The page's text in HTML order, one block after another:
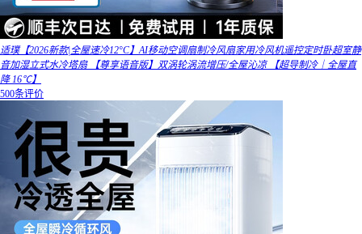
适璞【2026新款|全屋速冷12°C】AI移动空调扇制冷风扇家用冷风机遥控定时卧超室静
音加湿立式水冷塔扇 【尊享语音版】双涡轮涡流增压/全屋沁凉 【超导制冷｜全屋直
降 16℃】
500条评价